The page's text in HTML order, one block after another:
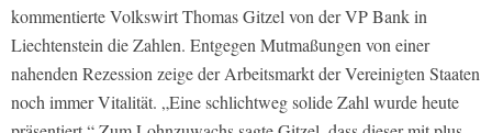
kommentierte Volkswirt Thomas Gitzel von der VP Bank in
Liechtenstein die Zahlen. Entgegen Mutmaßungen von einer
nahenden Rezession zeige der Arbeitsmarkt der Vereinigten Staaten
noch immer Vitalität. „Eine schlichtweg solide Zahl wurde heute